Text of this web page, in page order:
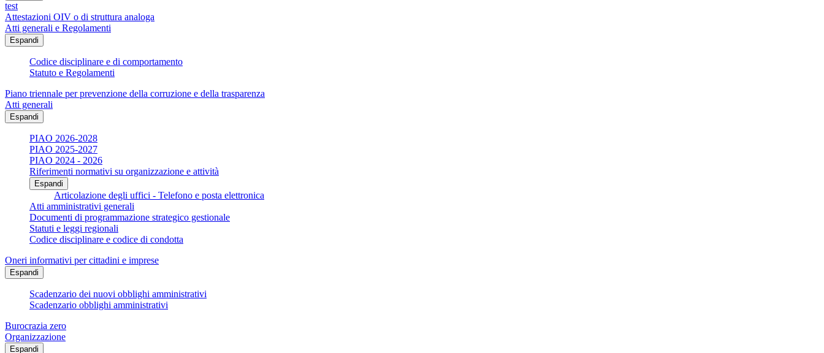
test
Attestazioni OIV o di struttura analoga
Atti generali e Regolamenti
Espandi
Codice disciplinare e di comportamento
Statuto e Regolamenti
Piano triennale per prevenzione della corruzione e della trasparenza
Atti generali
Espandi
PIAO 2026-2028
PIAO 2025-2027
PIAO 2024 - 2026
Riferimenti normativi su organizzazione e attività
Espandi
Articolazione degli uffici - Telefono e posta elettronica
Atti amministrativi generali
Documenti di programmazione strategico gestionale
Statuti e leggi regionali
Codice disciplinare e codice di condotta
Oneri informativi per cittadini e imprese
Espandi
Scadenzario dei nuovi obblighi amministrativi
Scadenzario obblighi amministrativi
Burocrazia zero
Organizzazione
Espandi